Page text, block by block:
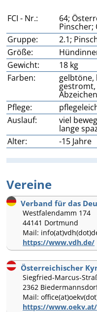
FCI - Nr.: 64;
Pinscher;
Gruppe:
2.1;
Größe:
Gewicht:
18 kg
Farben:
gelbtöne,
Abzeichen
Pflege:
Auslauf:
viel
lange
Alter:
-15 Jahre
Vereine
Verband für das
Westfalendamm 174
44141 Dortmund
Mail:
https://www.vdh.de/
Österreichischer
Siegfried-Marcus-
2362
Mail:
https://www.oekv.at/